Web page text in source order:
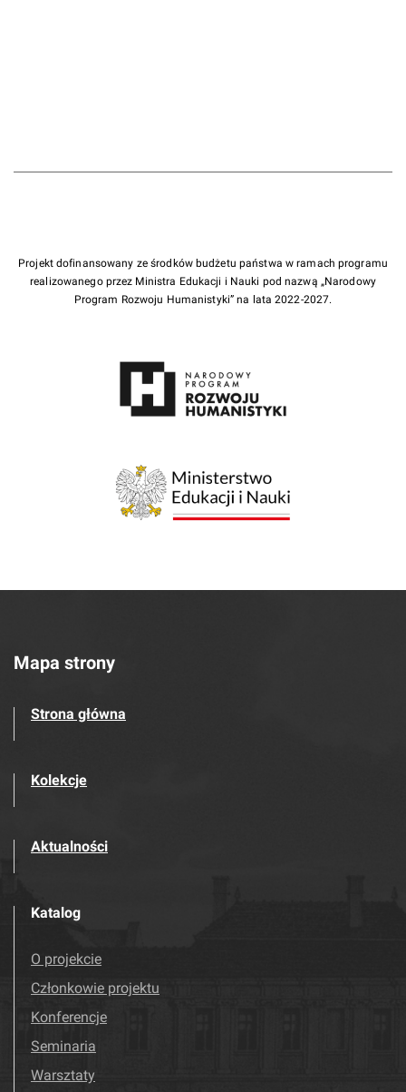
Projekt dofinansowany ze środków budżetu państwa w ramach programu
realizowanego przez Ministra Edukacji i Nauki pod nazwą „Narodowy
Program Rozwoju Humanistyki” na lata 2022-2027.
Mapa strony
Strona główna
Kolekcje
Aktualności
Katalog
O projekcie
Członkowie projektu
Konferencje
Seminaria
Warsztaty